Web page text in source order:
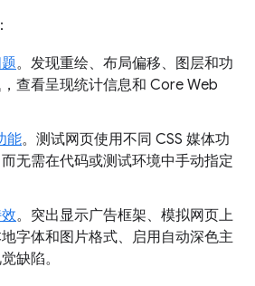
。发现重绘、布局偏移、图层和功
查看呈现统计信息和 Core Web
能。测试网页使用不同 CSS 媒体功
无需在代码或测试环境中手动指定
。突出显示广告框架、模拟网页上
字体和图片格式、启用自动深色主
缺陷。